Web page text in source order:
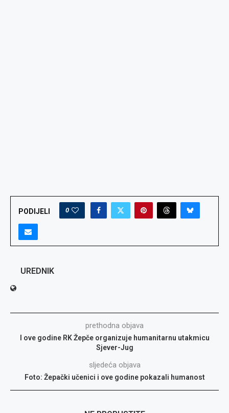
PODIJELI 0
UREDNIK
prethodna objava
I ove godine RK Žepče organizuje humanitarnu utakmicu
Sjever-Jug
sljedeća objava
Foto: Žepački učenici i ove godine pokazali humanost